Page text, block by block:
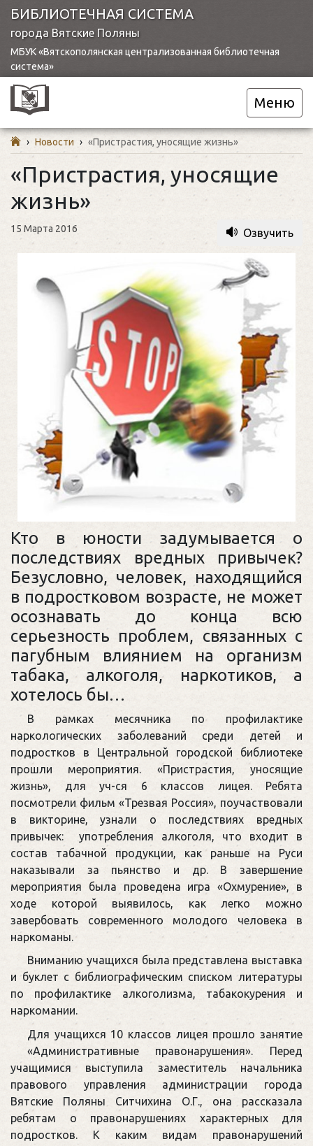
БИБЛИОТЕЧНАЯ СИСТЕМА
города Вятские Поляны
МБУК «Вятскополянская централизованная библиотечная
система»
Меню
› Новости › «Пристрастия, уносящие жизнь»
«Пристрастия, уносящие
жизнь»
15 Марта 2016 Озвучить
Кто в юности задумывается о
последствиях вредных привычек?
Безусловно, человек, находящийся
в подростковом возрасте, не может
осознавать до конца всю
серьезность проблем, связанных с
пагубным влиянием на организм
табака, алкоголя, наркотиков, а
хотелось бы…
В рамках месячника по профилактике
наркологических заболеваний среди детей и
подростков в Центральной городской библиотеке
прошли мероприятия. «Пристрастия, уносящие
жизнь», для уч-ся 6 классов лицея. Ребята
посмотрели фильм «Трезвая Россия», поучаствовали
в викторине, узнали о последствиях вредных
привычек: употребления алкоголя, что входит в
состав табачной продукции, как раньше на Руси
наказывали за пьянство и др. В завершение
мероприятия была проведена игра «Охмурение», в
ходе которой выявилось, как легко можно
завербовать современного молодого человека в
наркоманы.
Вниманию учащихся была представлена выставка
и буклет с библиографическим списком литературы
по профилактике алкоголизма, табакокурения и
наркомании.
Для учащихся 10 классов лицея прошло занятие
«Административные правонарушения». Перед
учащимися выступила заместитель начальника
правового управления администрации города
Вятские Поляны Ситчихина О.Г., она рассказала
ребятам о правонарушениях характерных для
подростков. К каким видам правонарушений